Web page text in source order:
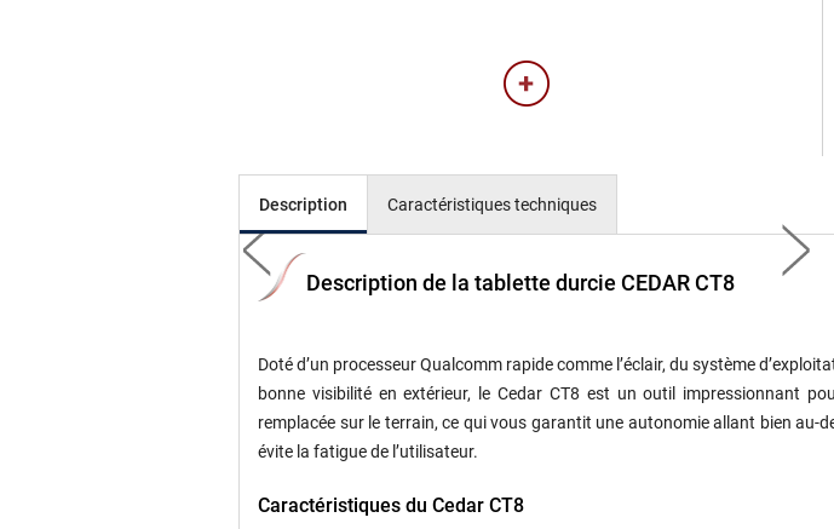
Description Caractéristiques techniques
Description de la tablette durcie CEDAR CT8
Doté d’un processeur Qualcomm rapide comme l’éclair, du système
bonne visibilité en extérieur, le Cedar CT8 est un outil impressionnant
remplacée sur le terrain, ce qui vous garantit une autonomie allant bien
évite la fatigue de l’utilisateur.
Caractéristiques du Cedar CT8